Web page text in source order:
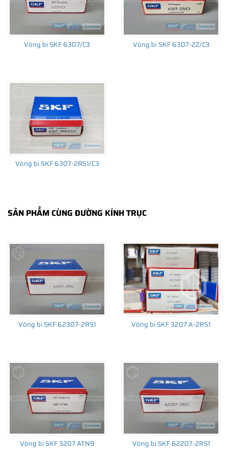
không sử dụng phớt chắn mỡ, loại vòng bi bạc đạn sử dụng phớt
chắn mỡ bằng thép (ký hiệu 2Z) hoặc bằng cao su (ký hiệu 2RS1
/ 2RSH) và các loại khe hở tiêu chuẩn, khe hở C3, C4, C5...vv.
ngàn chi tiết quay trên hàng ngàn thiết bị máy móc khác nhau.
Do đó bạn nên lựa chọn chính xác loại vòng bi phù hợp với máy
móc thiết bị và nhu cầu của mình để tối ưu chi phí và hiệu suất
hoạt động của vòng bi và máy móc.
Xem thêm:Ý nghĩa các ký hiệu trên vòng bi cầu SKF
biết lựa chọn loại nào cho phù hợp với nhu cầu của mình. Đừng
sàng được phục vụ bạn.
Giá bán vòng bi bạc đạn chính hãng SKF
tại NGOCANH.COM
Lấy sự hài lòng của Khách hàng làm thước đo thành công của
doanh nghiệp. NGOCANH.COM luôn cam kếtgiá bán vòng bi bạc
Vòng bi SKF 6307/C3 Vòng bi SKF 6307-2Z/C3
Vòng bi SKF 6307-2RS1/C3
SẢN PHẨM CÙNG ĐƯỜNG KÍNH TRỤC
Vòng bi SKF 62307-2RS1 Vòng bi SKF 3207 A-2RS1
Vòng bi SKF 3207 ATN9 Vòng bi SKF 62207-2RS1